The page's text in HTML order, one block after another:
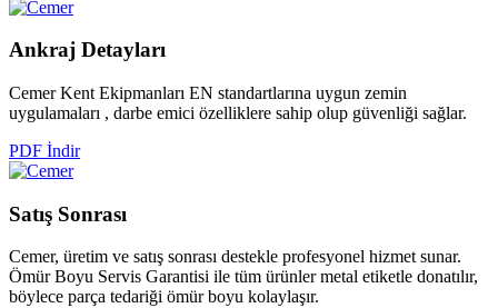
Ankraj Detayları
Cemer Kent Ekipmanları EN standartlarına uygun zemin
uygulamaları , darbe emici özelliklere sahip olup güvenliği sağlar.
PDF İndir
Satış Sonrası
Cemer, üretim ve satış sonrası destekle profesyonel hizmet sunar.
Ömür Boyu Servis Garantisi ile tüm ürünler metal etiketle donatılır,
böylece parça tedariği ömür boyu kolaylaşır.